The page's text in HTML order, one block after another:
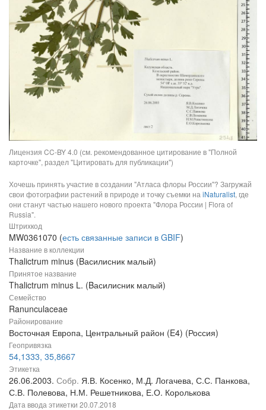
Лицензия CC-BY 4.0 (см. рекомендованное цитирование в "Полной
карточке", раздел "Цитировать для публикации")
Хочешь принять участие в создании "Атласа флоры России"? Загружай
свои фотографии растений в природе и точку съемки на iNaturalist, где
они станут частью нашего нового проекта "Флора России | Flora of
Russia".
Штрихкод
MW0361070 (есть связанные записи в GBIF)
Название в коллекции
Thalictrum minus (Bасилисник малый)
Принятое название
Thalictrum minus L. (Bасилисник малый)
Семейство
Ranunculaceae
Районирование
Восточная Европа, Центральный район (E4) (Россия)
Геопривязка
54,1333, 35,8667
Этикетка
26.06.2003. Собр. Я.В. Косенко, М.Д. Логачева, С.С. Панкова,
С.В. Полевова, Н.М. Решетникова, Е.О. Королькова
Дата ввода этикетки 20.07.2018